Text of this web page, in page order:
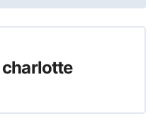
charlotte